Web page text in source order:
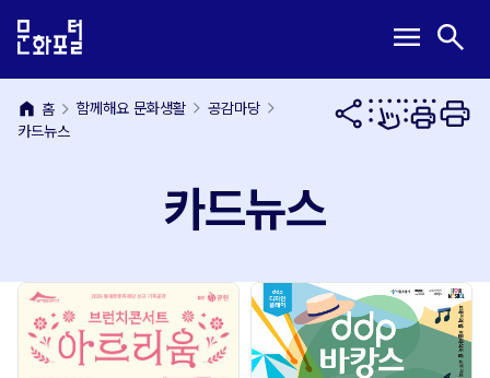
문
내
용
메
뉴
바
메
열
기
menu 검
열
기
search
home 홈 함께해요 문화생활
공감마당
카드뉴스
카드뉴스